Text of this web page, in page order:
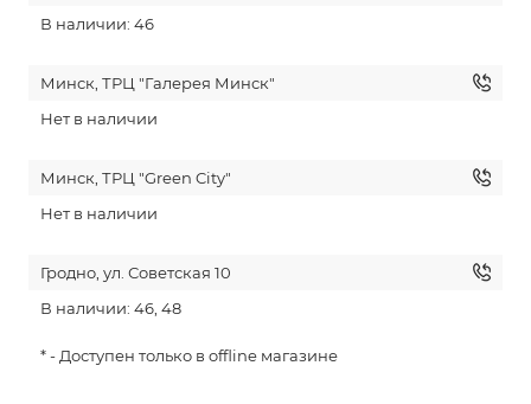
В наличии: 46
Минск, ТРЦ "Галерея Минск"
Нет в наличии
Минск, ТРЦ "Green City"
Нет в наличии
Гродно, ул. Советская 10
В наличии: 46, 48
* - Доступен только в offline магазине